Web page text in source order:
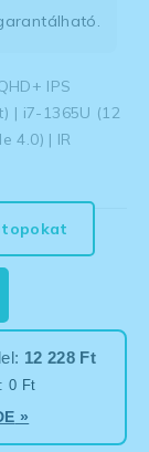
IPS
| i7-1365U (12
4.0) | IR
12 228 Ft
0 Ft
»